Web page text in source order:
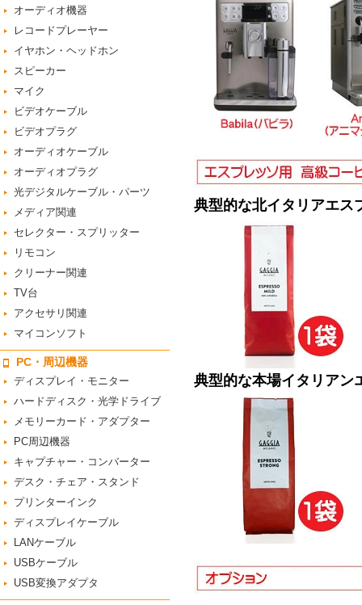
オーディオ機器
レコードプレーヤー
イヤホン・ヘッドホン
スピーカー
マイク
ビデオケーブル
ビデオプラグ
オーディオケーブル
オーディオプラグ
光デジタルケーブル・パーツ
メディア関連
セレクター・スプリッター
リモコン
クリーナー関連
TV台
アクセサリ関連
マイコンソフト
PC・周辺機器
ディスプレイ・モニター
ハードディスク・光学ドライブ
メモリーカード・アダプター
PC周辺機器
キャプチャー・コンバーター
デスク・チェア・スタンド
プリンターインク
ディスプレイケーブル
LANケーブル
USBケーブル
USB変換アダプタ
典型的な北イタリアエス
典型的な本場イタリアン